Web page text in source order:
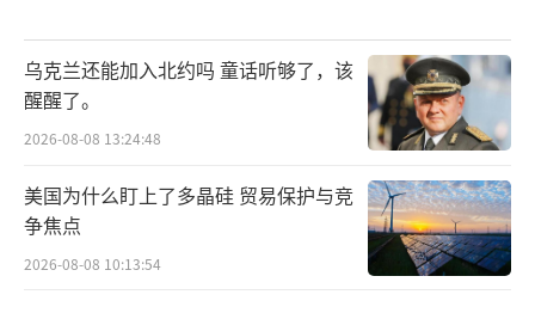
乌克兰还能加入北约吗 童话听够了，该
醒醒了。
2026-08-08 13:24:48
美国为什么盯上了多晶硅 贸易保护与竞
争焦点
2026-08-08 10:13:54